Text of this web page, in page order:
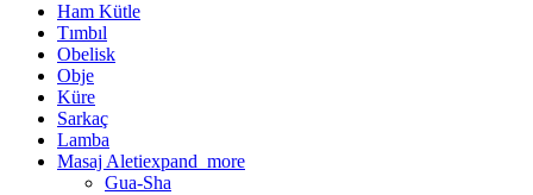
Ham Kütle
Tımbıl
Obelisk
Obje
Küre
Sarkaç
Lamba
Masaj Aletiexpand_more
Gua-Sha